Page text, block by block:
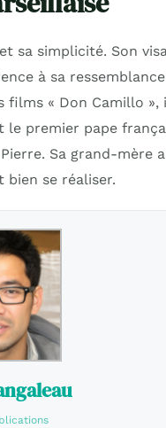
sa simplicité. Son
à sa
« Don Camillo »,
le premier pape
Sa grand-mère
se réaliser.